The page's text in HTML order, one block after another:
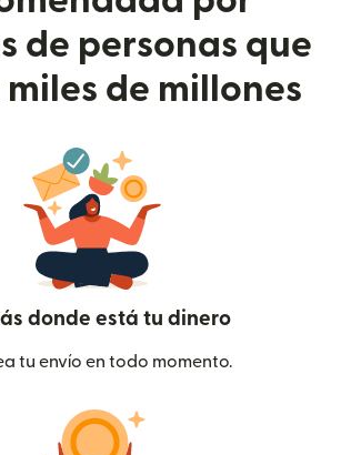
de personas que
de millones
donde está tu dinero
tu envío en todo momento.